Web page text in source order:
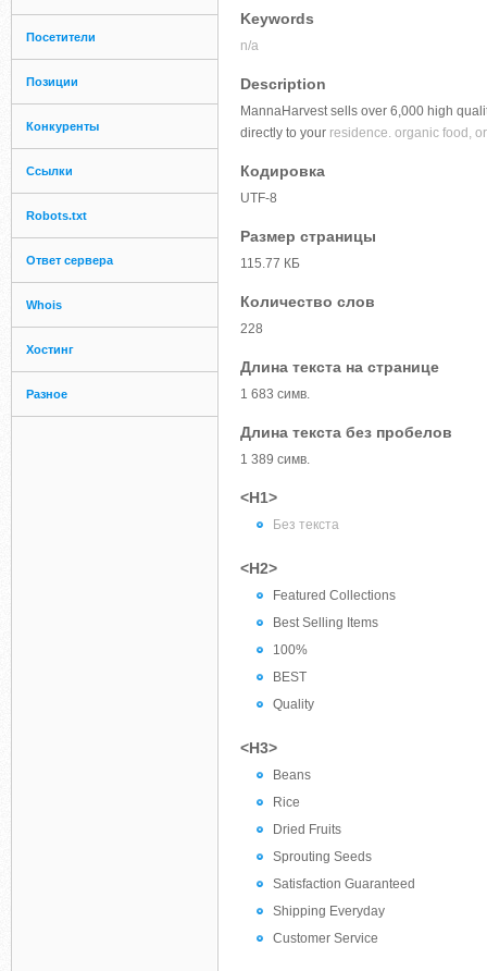
Посетители
Позиции
Конкуренты
Ссылки
Robots.txt
Ответ сервера
Whois
Хостинг
Разное
Keywords
n/a
Description
MannaHarvest sells over 6,000 high
directly to your residence. organic food,
Кодировка
UTF-8
Размер страницы
115.77 КБ
Количество слов
228
Длина текста на странице
1 683 симв.
Длина текста без пробелов
1 389 симв.
<H1>
Без текста
<H2>
Featured Collections
Best Selling Items
100%
BEST
Quality
<H3>
Beans
Rice
Dried Fruits
Sprouting Seeds
Satisfaction Guaranteed
Shipping Everyday
Customer Service